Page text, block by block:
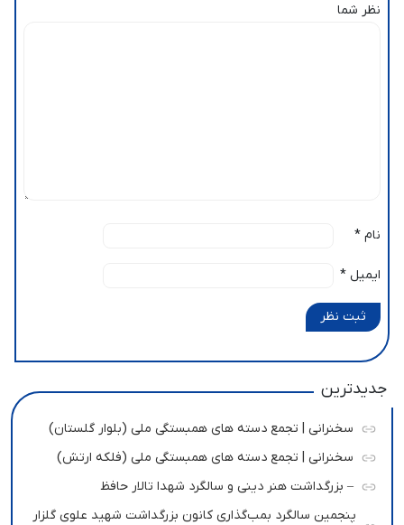
نظر شما
نام *
ایمیل *
ثبت نظر
جدیدترین
سخنرانی | تجمع دسته های همبستگی ملی (بلوار گلستان)
سخنرانی | تجمع دسته های همبستگی ملی (فلکه ارتش)
– بزرگداشت هنر دینی و سالگرد شهدا تالار حافظ
پنجمین سالگرد بمب‌گذاری کانون بزرگداشت شهید علوی گلزار